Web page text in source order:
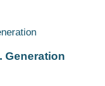
Generation